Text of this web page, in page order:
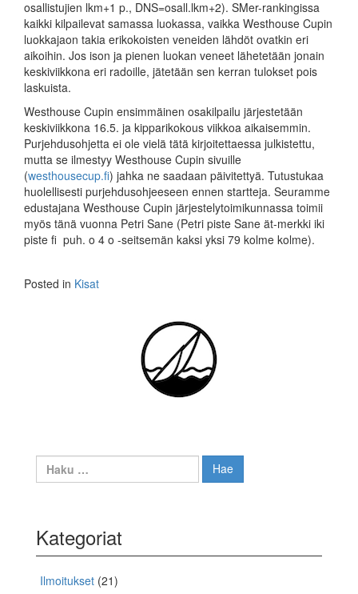
osallistujien lkm+1 p., DNS=osall.­lkm+2). SMer-rankingissa
kaikki kilpailevat samassa luo­kassa, vaik­ka Westhouse Cupin
luokkajaon takia erikokoisten veneiden läh­döt ovatkin eri
aikoihin. Jos ison ja pienen luokan veneet lähetetään jonain
keskiviikkona eri radoille, jätetään sen kerran tulokset pois
laskuista.
Westhouse Cupin ensimmäinen osakilpailu järjestetään
keskiviikkona 16.5. ja kipparikokous viikkoa aikaisemmin.
Purjehdusohjetta ei ole vielä tätä kirjoitettaessa julkistettu,
mutta se ilmestyy Westhouse Cupin sivuille
(westhousecup.fi) jahka ne saadaan päivitettyä. Tutustukaa
huolellisesti purjehdusohjeeseen ennen startteja. Seuramme
edustajana Westhouse Cupin järjestelytoimikunnassa toimii
myös tänä vuonna Petri Sane (Petri piste Sane ät-merkki iki
piste fi puh. o 4 o -seitsemän kaksi yksi 79 kolme kolme).
Posted in Kisat
Haku:
Kategoriat
Ilmoitukset (21)